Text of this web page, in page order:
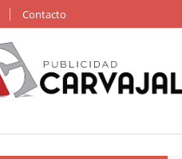
Contacto